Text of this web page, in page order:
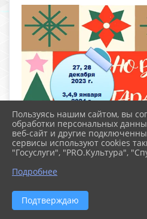
Пользуясь нашим сайтом, вы
обработки персональных
веб-сайт и другие
сервисы используют cookies
"Госуслуги", "PRO.Культура",
Подробнее
Подтверждаю